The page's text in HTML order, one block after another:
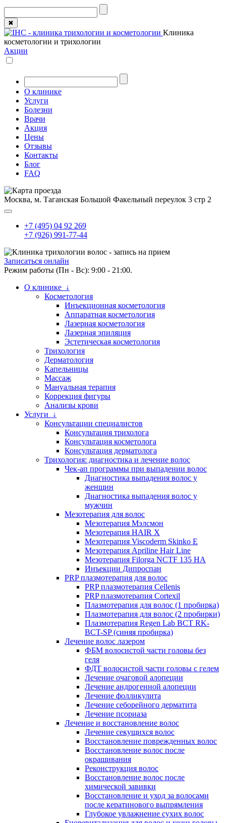
✖
Клиника
косметологии и трихологии
Акции
О клинике
Услуги
Болезни
Врачи
Акция
Цены
Отзывы
Контакты
Блог
FAQ
Москва, м. Таганская Большой Факельный переулок 3 стр 2
+7 (495) 04 92 269
+7 (926) 991-77-44
Записаться онлайн
Режим работы (Пн - Вс): 9:00 - 21:00.
О клинике ↓
Косметология
Инъекционная косметология
Аппаратная косметология
Лазерная косметология
Лазерная эпиляция
Эстетическая косметология
Трихология
Дерматология
Капельницы
Массаж
Мануальная терапия
Коррекция фигуры
Анализы крови
Услуги ↓
Консультации специалистов
Консультация трихолога
Консультация косметолога
Консультация дерматолога
Трихология: диагностика и лечение волос
Чек-ап программы при выпадении волос
Диагностика выпадения волос у
женщин
Диагностика выпадения волос у
мужчин
Мезотерапия для волос
Мезотерапия Мэлсмон
Мезотерапия HAIR X
Мезотерапия Viscoderm Skinko E
Мезотерапия Apriline Hair Line
Мезотерапия Filorga NCTF 135 HA
Инъекции Дипроспан
PRP плазмотерапия для волос
PRP плазмотерапия Cellenis
PRP плазмотерапия Cortexil
Плазмотерапия для волос (1 пробирка)
Плазмотерапия для волос (2 пробирки)
Плазмотерапия Regen Lab BCT RK-
BCT-SP (синяя пробирка)
Лечение волос лазером
ФБМ волосистой части головы без
геля
ФДТ волосистой части головы с гелем
Лечение очаговой алопеции
Лечение андрогенной алопеции
Лечение фолликулита
Лечение себорейного дерматита
Лечение псориаза
Лечение и восстановление волос
Лечение секущихся волос
Восстановление поврежденных волос
Восстановление волос после
окрашивания
Реконструкция волос
Восстановление волос после
химической завивки
Восстановление и уход за волосами
после кератинового выпрямления
Глубокое увлажнение сухих волос